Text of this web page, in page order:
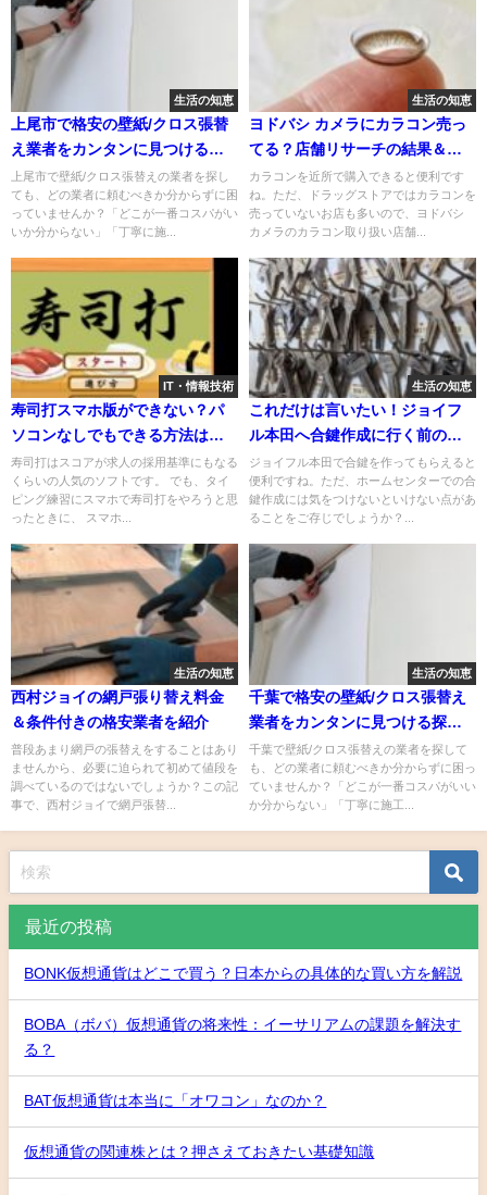
生活の知恵
上尾市で格安の壁紙/クロス張替
え業者をカンタンに見つける探
し方
上尾市で壁紙/クロス張替えの業者を探し
ても、どの業者に頼むべきか分からずに困
っていませんか？「どこが一番コスパがい
いか分からない」「丁寧に施...
生活の知恵
ヨドバシ カメラにカラコン売っ
てる？店舗リサーチの結果＆コ
ンタクトをお得に買うコツをシ
ェア
カラコンを近所で購入できると便利です
ね。ただ、ドラッグストアではカラコンを
売っていないお店も多いので、ヨドバシ
カメラのカラコン取り扱い店舗...
IT・情報技術
寿司打スマホ版ができない？パ
ソコンなしでもできる方法はコ
レ！
寿司打はスコアが求人の採用基準にもなる
くらいの人気のソフトです。 でも、タイ
ピング練習にスマホで寿司打をやろうと思
ったときに、 スマホ...
生活の知恵
これだけは言いたい！ジョイフ
ル本田へ合鍵作成に行く前の確
認事項
ジョイフル本田で合鍵を作ってもらえると
便利ですね。ただ、ホームセンターでの合
鍵作成には気をつけないといけない点があ
ることをご存じでしょうか？...
生活の知恵
西村ジョイの網戸張り替え料金
＆条件付きの格安業者を紹介
普段あまり網戸の張替えをすることはあり
ませんから、必要に迫られて初めて値段を
調べているのではないでしょうか？この記
事で、西村ジョイで網戸張替...
生活の知恵
千葉で格安の壁紙/クロス張替え
業者をカンタンに見つける探し
方
千葉で壁紙/クロス張替えの業者を探して
も、どの業者に頼むべきか分からずに困っ
ていませんか？「どこが一番コスパがいい
か分からない」「丁寧に施工...
最近の投稿
BONK仮想通貨はどこで買う？日本からの具体的な買い方を解説
BOBA（ボバ）仮想通貨の将来性：イーサリアムの課題を解決す
る？
BAT仮想通貨は本当に「オワコン」なのか？
仮想通貨の関連株とは？押さえておきたい基礎知識